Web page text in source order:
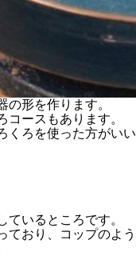
形を作ります。
ースもあります。
くろを使った方がいい
ているところです。
ており、コップのよう